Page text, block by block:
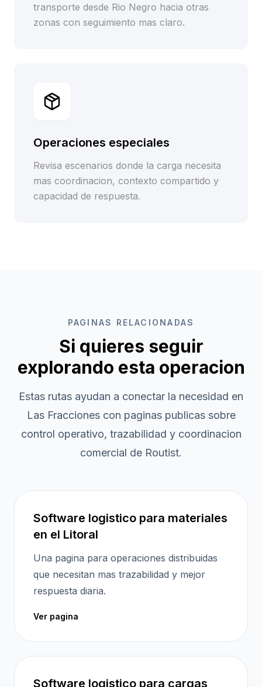
transporte desde Rio Negro hacia otras
zonas con seguimiento mas claro.
Operaciones especiales
Revisa escenarios donde la carga necesita
mas coordinacion, contexto compartido y
capacidad de respuesta.
PAGINAS RELACIONADAS
Si quieres seguir
explorando esta operacion
Estas rutas ayudan a conectar la necesidad en
Las Fraccionescon paginas publicas sobre
control operativo, trazabilidad y coordinacion
comercial de Routist.
Software logistico para materiales
en el Litoral
Una pagina para operaciones distribuidas
que necesitan mas trazabilidad y mejor
respuesta diaria.
Ver pagina
Software logistico para cargas